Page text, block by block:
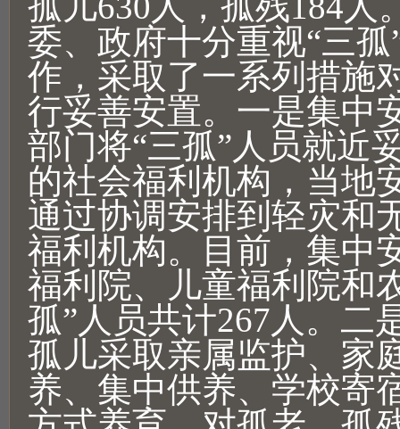
委、政府十分重视“三
作，采取了一系列措施
行妥善安置。一是集中
部门将“三孤”人员就近
的社会福利机构，当地
通过协调安排到轻灾和
福利机构。目前，集中
福利院、儿童福利院和
孤”人员共计267人。二
孤儿采取亲属监护、家
养、集中供养、学校寄